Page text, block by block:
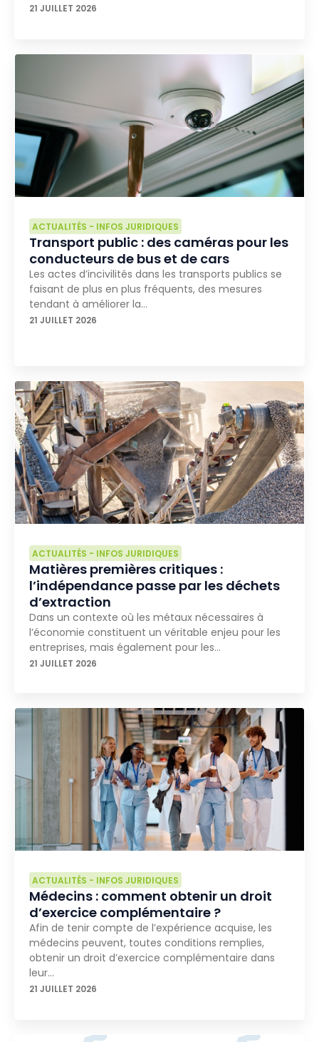
21 JUILLET 2026
ACTUALITÉS - INFOS JURIDIQUES
Transport public : des caméras pour les
conducteurs de bus et de cars
Les actes d’incivilités dans les transports publics se
faisant de plus en plus fréquents, des mesures
tendant à améliorer la…
21 JUILLET 2026
ACTUALITÉS - INFOS JURIDIQUES
Matières premières critiques :
l’indépendance passe par les déchets
d’extraction
Dans un contexte où les métaux nécessaires à
l’économie constituent un véritable enjeu pour les
entreprises, mais également pour les…
21 JUILLET 2026
ACTUALITÉS - INFOS JURIDIQUES
Médecins : comment obtenir un droit
d’exercice complémentaire ?
Afin de tenir compte de l’expérience acquise, les
médecins peuvent, toutes conditions remplies,
obtenir un droit d’exercice complémentaire dans
leur…
21 JUILLET 2026